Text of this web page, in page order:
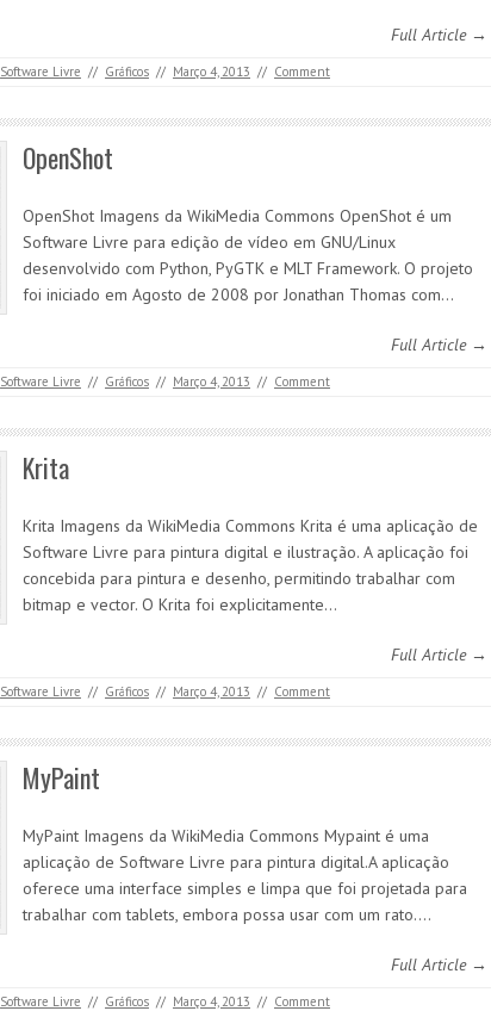
Full Article →
Software Livre // Gráficos // Março 4, 2013 // Comment
OpenShot
OpenShot Imagens da WikiMedia Commons OpenShot é um
Software Livre para edição de vídeo em GNU/Linux
desenvolvido com Python, PyGTK e MLT Framework. O projeto
foi iniciado em Agosto de 2008 por Jonathan Thomas com…
Full Article →
Software Livre // Gráficos // Março 4, 2013 // Comment
Krita
Krita Imagens da WikiMedia Commons Krita é uma aplicação de
Software Livre para pintura digital e ilustração. A aplicação foi
concebida para pintura e desenho, permitindo trabalhar com
bitmap e vector. O Krita foi explicitamente…
Full Article →
Software Livre // Gráficos // Março 4, 2013 // Comment
MyPaint
MyPaint Imagens da WikiMedia Commons Mypaint é uma
aplicação de Software Livre para pintura digital.A aplicação
oferece uma interface simples e limpa que foi projetada para
trabalhar com tablets, embora possa usar com um rato.…
Full Article →
Software Livre // Gráficos // Março 4, 2013 // Comment